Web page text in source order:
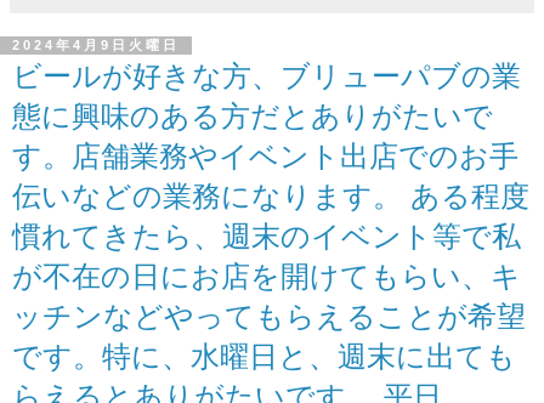
2024年4月9日火曜日
ビールが好きな方、ブリューパブの業
態に興味のある方だとありがたいで
す。店舗業務やイベント出店でのお手
伝いなどの業務になります。 ある程度
慣れてきたら、週末のイベント等で私
が不在の日にお店を開けてもらい、キ
ッチンなどやってもらえることが希望
です。特に、水曜日と、週末に出ても
らえるとありがたいです。 平日